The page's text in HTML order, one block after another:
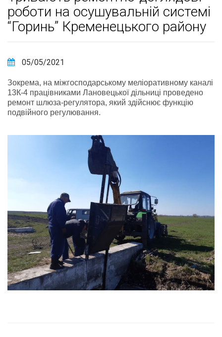
роботи на осушувальній системі
“Горинь” Кременецького району
05/05/2021
Зокрема, на міжгосподарському меліоративному каналі
13К-4 працівниками Лановецької дільниці проведено
ремонт шлюза-регулятора, який здійснює функцію
подвійного регулювання.